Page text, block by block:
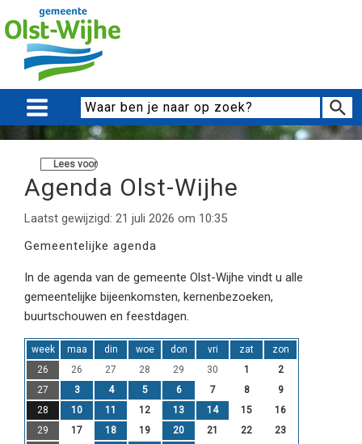
Lees voor
Agenda Olst-Wijhe
Laatst gewijzigd: 21 juli 2026 om 10:35
Gemeentelijke agenda
In de agenda van de gemeente Olst-Wijhe vindt u alle
gemeentelijke bijeenkomsten, kernenbezoeken,
buurtschouwen en feestdagen.
week maa din woe don vri zat
zon
26
26 27 28 29 30 1
2
27
3 4 5 6 7 8
9
28
10 11 12 13 14 15
16
29
17 18 19 20 21 22
23